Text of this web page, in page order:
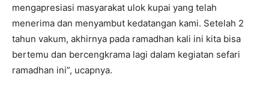
mengapresiasi masyarakat ulok kupai yang telah
menerima dan menyambut kedatangan kami. Setelah 2
tahun vakum, akhirnya pada ramadhan kali ini kita bisa
bertemu dan bercengkrama lagi dalam kegiatan sefari
ramadhan ini”, ucapnya.